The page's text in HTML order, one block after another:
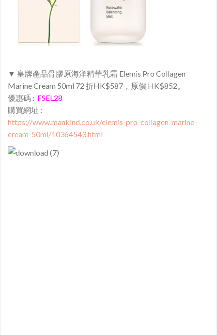
▼ 皇牌產品骨膠原海洋精華乳霜 Elemis Pro Collagen
Marine Cream 50ml 72 折HK$587，原價 HK$852。
優惠碼 : FSEL28
購買網址 :
https://www.mankind.co.uk/elemis-pro-collagen-marine-
cream-50ml/10364543.html